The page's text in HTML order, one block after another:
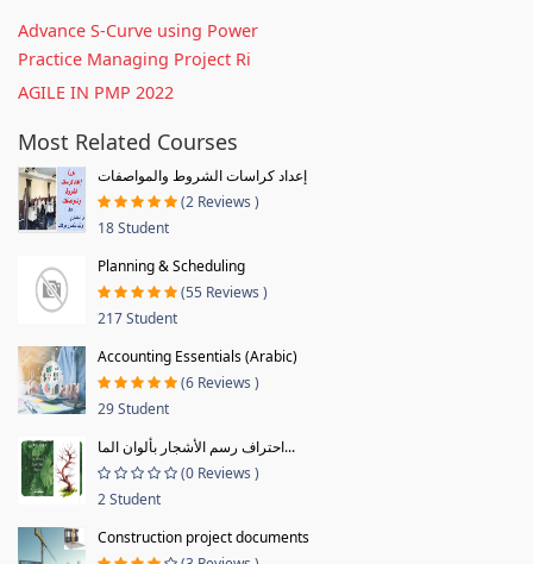
Advance S-Curve using Power
Practice Managing Project Ri
AGILE IN PMP 2022
Most Related Courses
إعداد كراسات الشروط والمواصفات
(2 Reviews )
18 Student
Planning & Scheduling
(55 Reviews )
217 Student
Accounting Essentials (Arabic)
(6 Reviews )
29 Student
احتراف رسم الأشجار بألوان الما...
(0 Reviews )
2 Student
Construction project documents